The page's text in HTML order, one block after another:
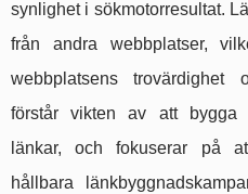
synlighet i sökmotorresultat.
från andra webbplatser,
webbplatsens trovärdighet
förstår vikten av att bygga
länkar, och fokuserar på
hållbara